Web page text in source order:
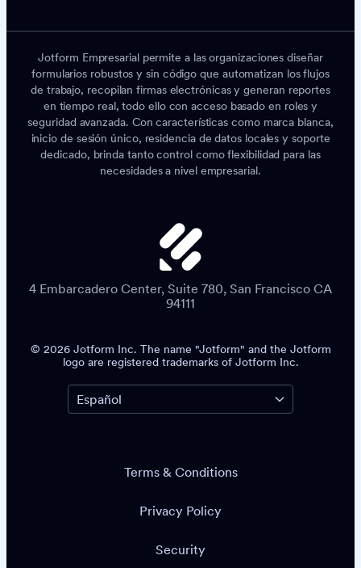
Jotform Empresarial permite a las organizaciones diseñar
formularios robustos y sin código que automatizan los flujos
de trabajo, recopilan firmas electrónicas y generan reportes
en tiempo real, todo ello con acceso basado en roles y
seguridad avanzada. Con características como marca blanca,
inicio de sesión único, residencia de datos locales y soporte
dedicado, brinda tanto control como flexibilidad para las
necesidades a nivel empresarial.
4 Embarcadero Center, Suite 780, San Francisco CA
94111
© 2026 Jotform Inc. The name "Jotform" and the Jotform
logo are registered trademarks of Jotform Inc.
Terms & Conditions
Privacy Policy
Security